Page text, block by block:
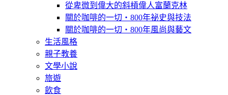
從卑微到偉大的斜槓偉人富蘭克林
關於咖啡的一切‧800年祕史與技法
關於咖啡的一切‧800年風尚與藝文
生活風格
親子教養
文學小說
旅遊
飲食